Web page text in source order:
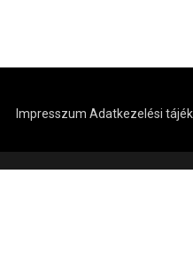
Impresszum Adatkezelési